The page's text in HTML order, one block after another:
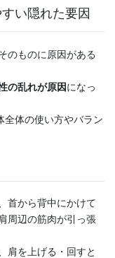
い隠れた要因
のものに原因がある
の乱れが原因になっ
全体の使い方やバラン
首から背中にかけて
周辺の筋肉が引っ張
肩を上げる・回すと